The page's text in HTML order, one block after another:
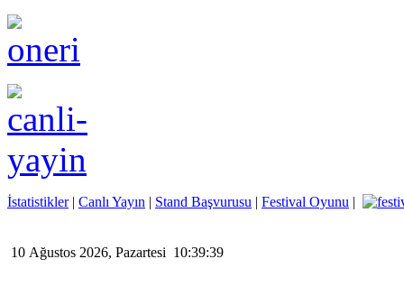
İstatistikler| Canlı Yayın | Stand Başvurusu | Festival Oyunu |
10 Ağustos 2026, Pazartesi 10:39:39